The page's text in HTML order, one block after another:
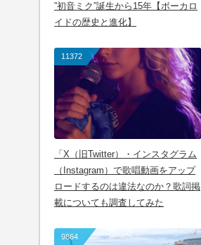
”初音ミク”誕生から15年【ボーカロ
イドの歴史と進化】
11372
「X（旧Twitter）・インスタグラム
（Instagram）で歌唱動画をアップ
ロードするのは違法なのか？歌詞掲
載についても調査してみた
9864